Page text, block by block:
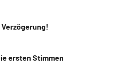
Verzögerung!
ersten Stimmen